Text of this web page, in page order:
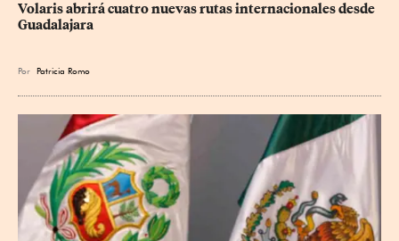
Volaris abrirá cuatro nuevas rutas internacionales desde
Guadalajara
Por Patricia Romo